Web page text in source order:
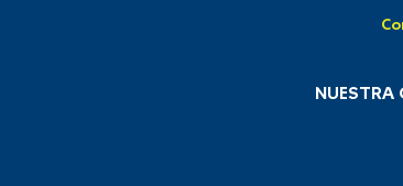
NUESTRA